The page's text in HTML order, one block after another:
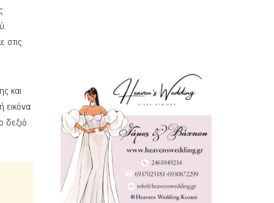
στις
και
εικόνα
δεξιό